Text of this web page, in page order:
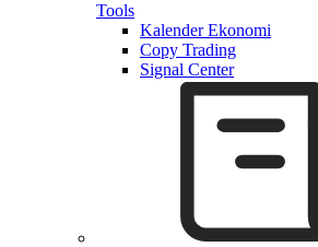
Tools
Kalender Ekonomi
Copy Trading
Signal Center